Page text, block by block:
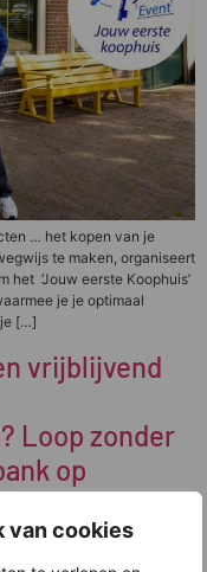
van cookies
… het kopen van je
te maken, organiseert
het ‘Jouw eerste Koophuis’
je je optimaal
[…]
vrijblijvend
Loop zonder
op